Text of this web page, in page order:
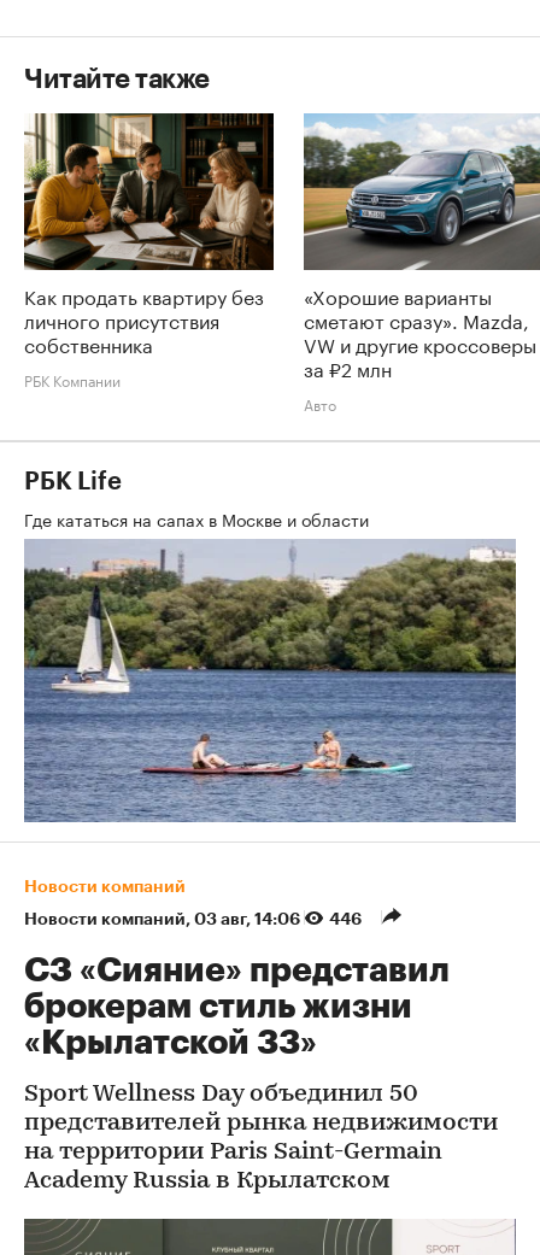
Читайте также
Как продать квартиру без
личного присутствия
собственника
РБК Компании
«Хорошие варианты
сметают сразу». Mazda,
VW и другие кроссоверы
за ₽2 млн
Авто
РБК Life
Где кататься на сапах в Москве и области
Новости компаний
Новости компаний⁠, 03 авг, 14:06 446
СЗ «Сияние» представил
брокерам стиль жизни
«Крылатской 33»
Sport Wellness Day объединил 50
представителей рынка недвижимости
на территории Paris Saint-Germain
Academy Russia в Крылатском